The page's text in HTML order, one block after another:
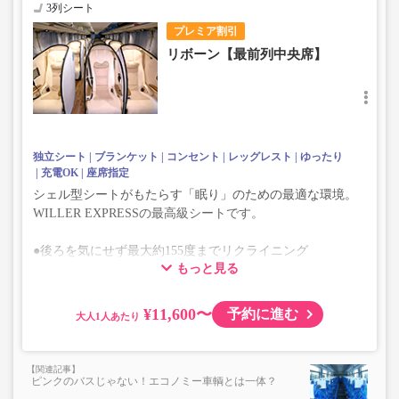
プレミア割引
3列シート
リボーン【最前列中央席】
独立シート ブランケット コンセント レッグレスト
ゆったり
充電OK
座席指定
シェル型シートがもたらす「眠り」のための最適な環境。
WILLER EXPRESSの最高級シートです。
●後ろを気にせず最大約155度までリクライニング
●座席・レッグレストが一体化したフルフラット感
もっと見る
大人 ¥11,600〜 予約に進む
ピンクのバスじゃない！エコノミー車輌とは一体？